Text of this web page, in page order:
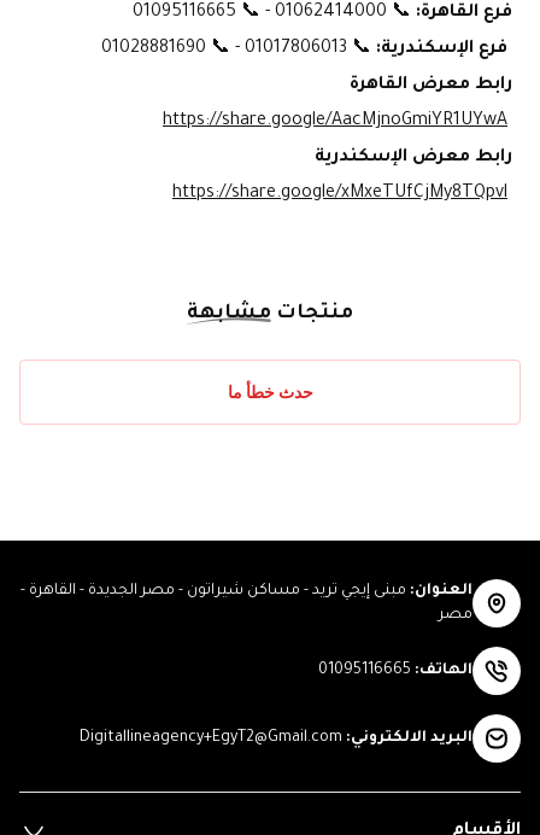
فرع القاهرة: 📞 01062414000 - 📞 01095116665
فرع الإسكندرية: 📞 01017806013 - 📞 01028881690
رابط معرض القاهرة
https://share.google/AacMjnoGmiYR1UYwA
رابط معرض الإسكندرية
https://share.google/xMxeTUfCjMy8TQpvl
منتجات مشابهة
حدث خطأ ما
العنوان: مبنى إيجي تريد - مساكن شيراتون - مصر الجديدة - القاهرة -
مصر
الهاتف:
01095116665
البريد الالكتروني:
Digitallineagency+EgyT2@Gmail.com